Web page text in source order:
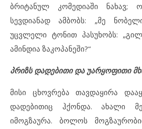
ბრიტანულ კომედიაში ნახავ;
სევდიანად ამბობს: „მე
უცვლელი ტონით პასუხობს:
ამინდია ზაკოპანეში?“
პრიზს დადებითი და უარყოფითი
მისი ცხოვრება თავდაყირა
დადებითიც ჰქონდა. ახალი
იმოგზაურა. ბოლოს